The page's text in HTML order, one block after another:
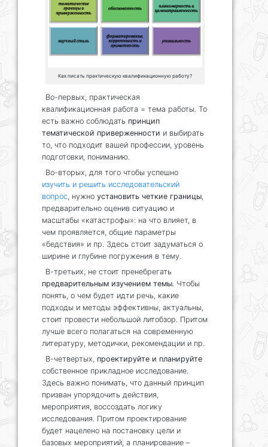
Как писать практическую квалификационную работу?
Во-первых, практическая
квалификационная работа = тема работы. То
есть важно соблюдать принцип
тематической приверженности и выбирать
то, что подходит вашей профессии, уровень
подготовки, пониманию.
Во-вторых, для того чтобы успешно
изучить и решить исследовательский
вопрос, нужно установить четкие границы,
предварительно оценив ситуацию и
масштабы «катастрофы»: на что влияет, в
чем проявляется, общие параметры
«бедствия» и пр. Здесь стоит задуматься о
ширине и глубине погружения в тему.
В-третьих, не стоит пренебрегать
предварительным изучением темы. Чтобы
понять, о чем будет идти речь, какие
подходы и методы эффективны, актуальны,
стоит провести небольшой литобзор. Притом
лучше всего полагаться на современную
литературу, методички, рекомендации и пр.
В-четвертых, проектируйте и планируйте
собственное прикладное исследование.
Здесь важно понимать, что данный принцип
призван упорядочить действия,
мероприятия, воссоздать логику
исследования. Притом проектирование
будет нацелено на постановку цели и
базовых мероприятий, а планирование –